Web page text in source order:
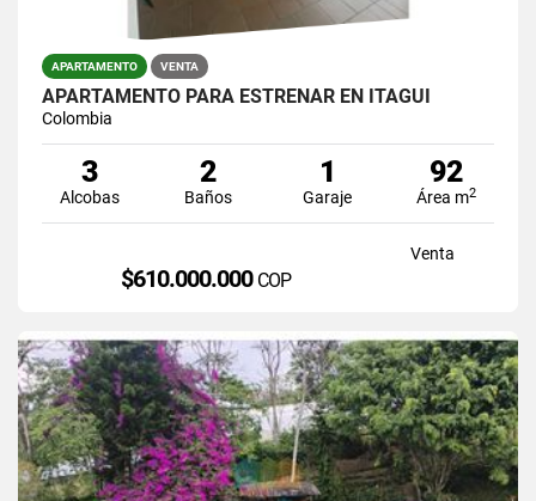
APARTAMENTO VENTA
APARTAMENTO PARÁ ESTRENAR EN ITAGUI
Colombia
3
Alcobas
2
Baños
1
Garaje
92
Área m2
Venta
$610.000.000 COP